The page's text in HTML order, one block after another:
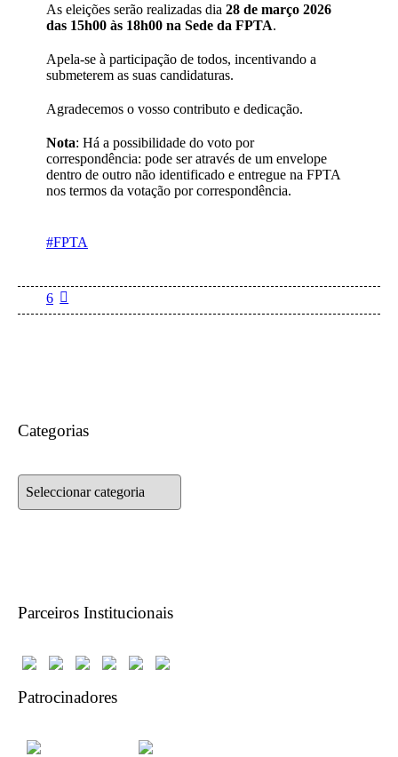
As eleições serão realizadas dia 28 de março 2026
das 15h00 às 18h00 na Sede da FPTA.
Apela‑se à participação de todos, incentivando a
submeterem as suas candidaturas.
Agradecemos o vosso contributo e dedicação.
Nota: Há a possibilidade do voto por
correspondência: pode ser através de um envelope
dentro de outro não identificado e entregue na FPTA
nos termos da votação por correspondência.
#FPTA
6
Categorias
Categorias
Parceiros Institucionais
Patrocinadores